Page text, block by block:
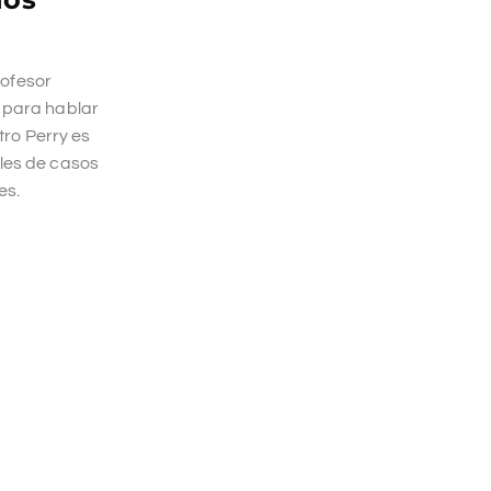
para hablar
Perry es
de casos